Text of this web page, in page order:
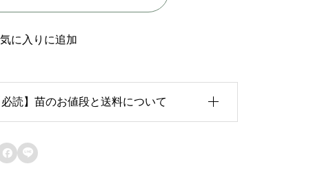
シ
ス
R
o
s
に入りに追加
必読】苗のお値段と送料について
育状況が各苗、また季節ごとに異なるため、
 